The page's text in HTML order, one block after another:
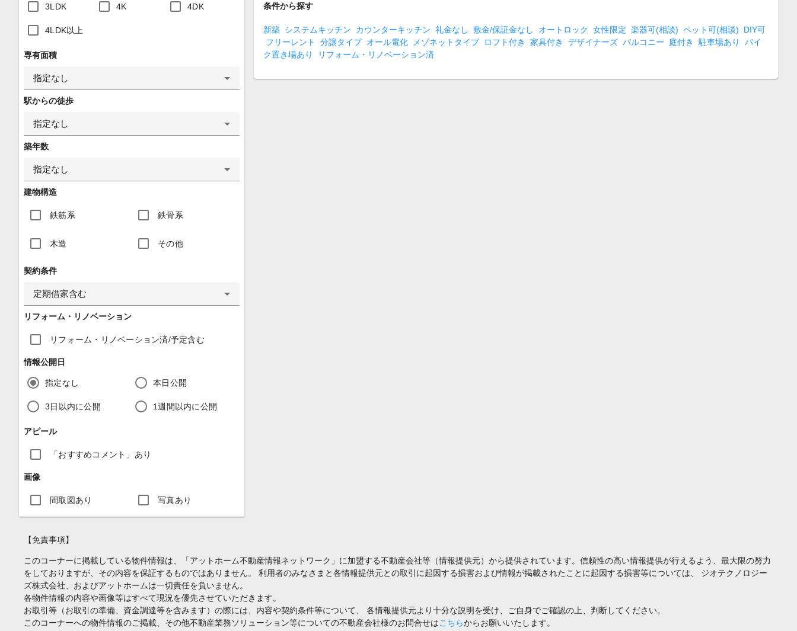
3LDK 4K 4DK
4LDK以上
専有面積
指定なし
駅からの徒歩
指定なし
築年数
指定なし
建物構造
鉄筋系 鉄骨系
木造 その他
契約条件
定期借家含む
リフォーム・リノベーション
リフォーム・リノベーション済/予定含む
情報公開日
指定なし 本日公開
3日以内に公開 1週間以内に公開
アピール
「おすすめコメント」あり
画像
間取図あり 写真あり
条件から探す
新築 システムキッチン カウンターキッチン 礼金なし 敷金/保証金なし オートロック 女性限定 楽器可(相談) ペット可(相談)
DIY可
フリーレント
分譲タイプ オール電化 メゾネットタイプ ロフト付き 家具付き デザイナーズ バルコニー 庭付き 駐車場あり
バイ
ク置き場あり
リフォーム・リノベーション済
【免責事項】
このコーナーに掲載している物件情報は、「アットホーム不動産情報ネットワーク」に加盟する不動産会社等（情報提供元）から提供されています。信頼性の高い情報提供が行えるよう、最大限の努力
をしておりますが、その内容を保証するものではありません。 利用者のみなさまと各情報提供元との取引に起因する損害および情報が掲載されたことに起因する損害等については、 ジオテクノロジー
ズ株式会社、およびアットホームは一切責任を負いません。
各物件情報の内容や画像等はすべて現況を優先させていただきます。
お取引等（お取引の準備、資金調達等を含みます）の際には、内容や契約条件等について、 各情報提供元より十分な説明を受け、ご自身でご確認の上、判断してください。
このコーナーへの物件情報のご掲載、その他不動産業務ソリューション等についての不動産会社様のお問合せはこちらからお願いいたします。